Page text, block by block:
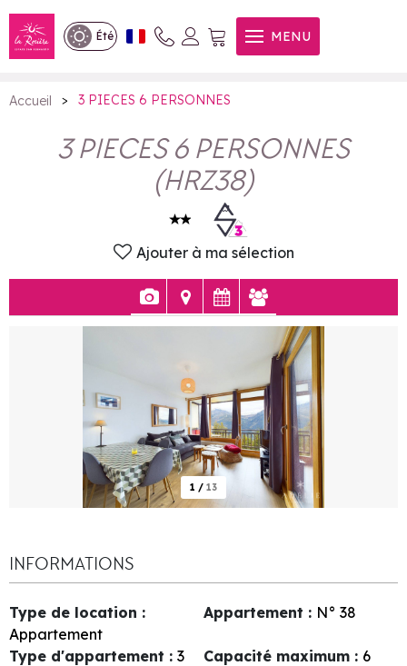
Été MENU
3 PIECES 6 PERSONNES
Accueil > 3 PIECES 6 PERSONNES
3 PIECES 6 PERSONNES
(HRZ38)
Ajouter à ma sélection
1 / 13
INFORMATIONS
Type de location :
Appartement
Appartement : N° 38
Type d'appartement : 3
Capacité maximum : 6